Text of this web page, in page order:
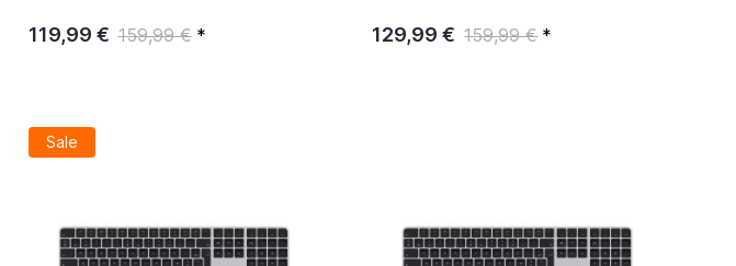
119,99 € 159,99 € * 129,99 € 159,99 € *
Sale